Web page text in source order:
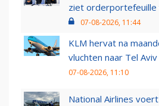
ziet
07-08-2026, 11:44
KLM hervat na
vluchten naar Tel Aviv
07-08-2026, 11:10
National Airlines